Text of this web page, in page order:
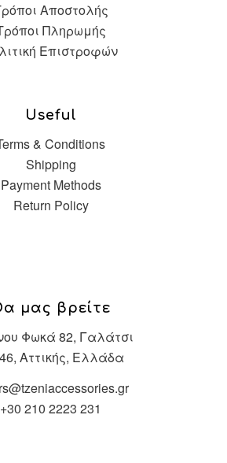
Αποστολής
Πληρωμής
Επιστροφών
Useful
& Conditions
Shipping
Payment Methods
Return Policy
μας βρείτε
Φωκά 82, Γαλάτσι
Αττικής, Ελλάδα
+30 210 2223 231